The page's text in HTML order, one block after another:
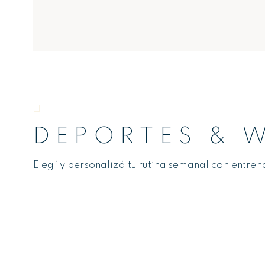
DEPORTES &
Elegí y personalizá tu rutina semanal con